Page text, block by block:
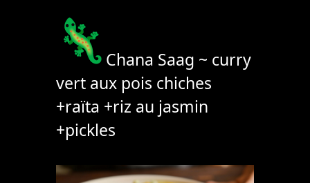
Chana Saag ~ curry
vert aux pois chiches
+raïta +riz au jasmin
+pickles